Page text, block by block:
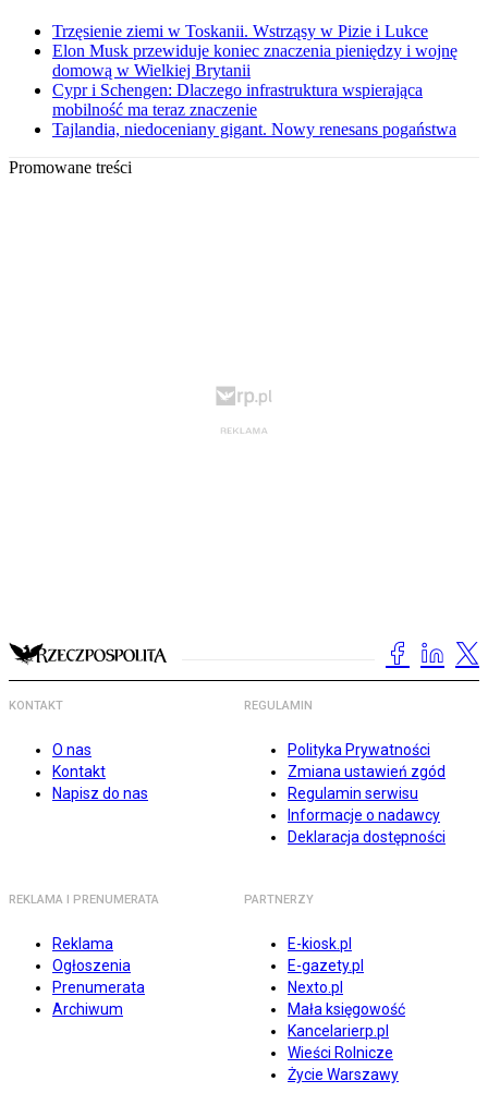
Trzęsienie ziemi w Toskanii. Wstrząsy w Pizie i Lukce
Elon Musk przewiduje koniec znaczenia pieniędzy i wojnę
domową w Wielkiej Brytanii
Cypr i Schengen: Dlaczego infrastruktura wspierająca
mobilność ma teraz znaczenie
Tajlandia, niedoceniany gigant. Nowy renesans pogaństwa
Promowane treści
KONTAKT
O nas
Kontakt
Napisz do nas
REGULAMIN
Polityka Prywatności
Zmiana ustawień zgód
Regulamin serwisu
Informacje o nadawcy
Deklaracja dostępności
REKLAMA I PRENUMERATA
Reklama
Ogłoszenia
Prenumerata
Archiwum
PARTNERZY
E-kiosk.pl
E-gazety.pl
Nexto.pl
Mała księgowość
Kancelarierp.pl
Wieści Rolnicze
Życie Warszawy